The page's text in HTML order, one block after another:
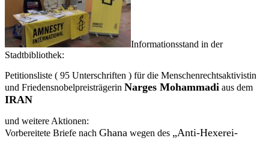
Informationsstand in der
Stadtbibliothek:
Petitionsliste ( 95 Unterschriften ) für die Menschenrechtsaktivistin
und Friedensnobelpreisträgerin Narges Mohammadi aus dem
IRAN
und weitere Aktionen:
Vorbereitete Briefe nach Ghana wegen des „Anti-Hexerei-